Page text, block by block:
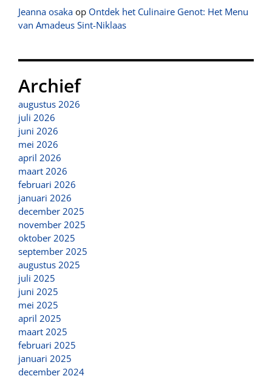
Jeanna osaka op Ontdek het Culinaire Genot: Het Menu
van Amadeus Sint-Niklaas
Archief
augustus 2026
juli 2026
juni 2026
mei 2026
april 2026
maart 2026
februari 2026
januari 2026
december 2025
november 2025
oktober 2025
september 2025
augustus 2025
juli 2025
juni 2025
mei 2025
april 2025
maart 2025
februari 2025
januari 2025
december 2024